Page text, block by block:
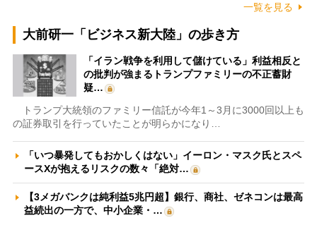
一覧を見る
大前研一「ビジネス新大陸」の歩き方
「イラン戦争を利用して儲けている」利益相反と
の批判が強まるトランプファミリーの不正蓄財
疑…
トランプ大統領のファミリー信託が今年1～3月に3000回以上も
の証券取引を行っていたことが明らかになり…
「いつ暴発してもおかしくはない」イーロン・マスク氏とスペ
ースXが抱えるリスクの数々「絶対…
【3メガバンクは純利益5兆円超】銀行、商社、ゼネコンは最高
益続出の一方で、中小企業・…